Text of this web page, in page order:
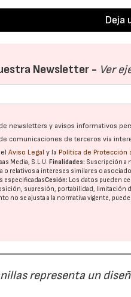
Deja
Newsletter - Ver
newsletters y avisos informativos
comunicaciones de terceros vía
elAviso Legal y la Política de Protección
Media, S.L.U.Finalidades: Suscripción a
o relativos a intereses similares o
especificadasCesión: Los datos pueden
supresión, portabilidad, limitación
no se ajusta a la normativa vigente,
representa un